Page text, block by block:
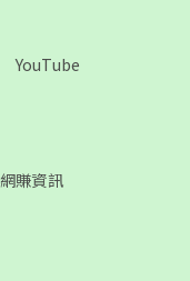
YouTube
網賺資訊